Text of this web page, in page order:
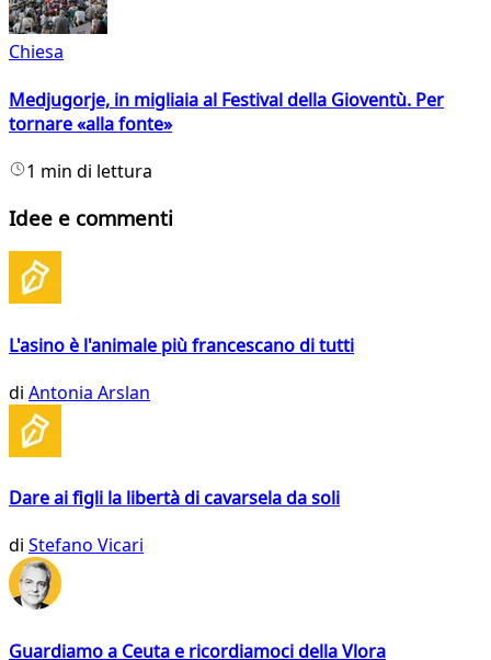
Chiesa
Medjugorje, in migliaia al Festival della Gioventù. Per
tornare «alla fonte»
1 min di lettura
Idee e commenti
L'asino è l'animale più francescano di tutti
di Antonia Arslan
Dare ai figli la libertà di cavarsela da soli
di Stefano Vicari
Guardiamo a Ceuta e ricordiamoci della Vlora